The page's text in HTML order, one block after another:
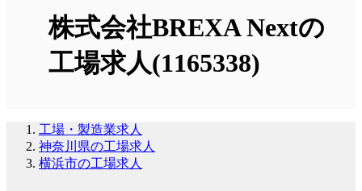
株式会社BREXA Nextの
工場求人(1165338)
工場・製造業求人
神奈川県の工場求人
横浜市の工場求人